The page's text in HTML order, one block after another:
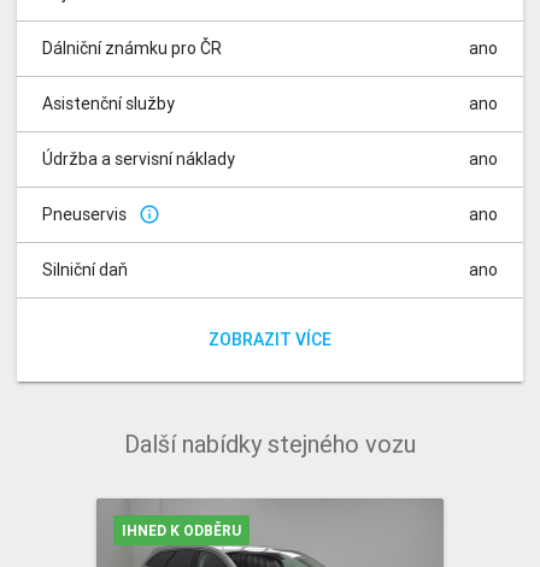
Dálniční známku pro ČR ano
Asistenční služby ano
Údržba a servisní náklady ano
Pneuservis info_outline ano
Silniční daň ano
ZOBRAZIT VÍCE
Další nabídky stejného vozu
IHNED K ODBĚRU